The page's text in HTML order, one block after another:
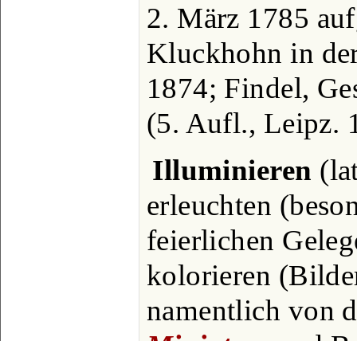
2. März 1785
Kluckhohn in
1874; Findel,
(5. Aufl., Leipz.
Illuminieren
erleuchten
feierlichen
kolorieren
namentlich von